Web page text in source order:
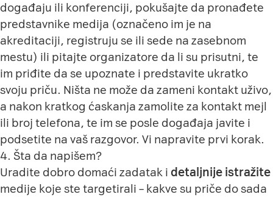
događaju ili konferenciji, pokušajte da pronađete
predstavnike medija (označeno im je na
akreditaciji, registruju se ili sede na zasebnom
mestu) ili pitajte organizatore da li su prisutni, te
im priđite da se upoznate i predstavite ukratko
svoju priču. Ništa ne može da zameni kontakt uživo,
a nakon kratkog ćaskanja zamolite za kontakt mejl
ili broj telefona, te im se posle događaja javite i
podsetite na vaš razgovor. Vi napravite prvi korak.
4. Šta da napišem?
Uradite dobro domaći zadatak i detaljnije istražite
medije koje ste targetirali – kakve su priče do sada